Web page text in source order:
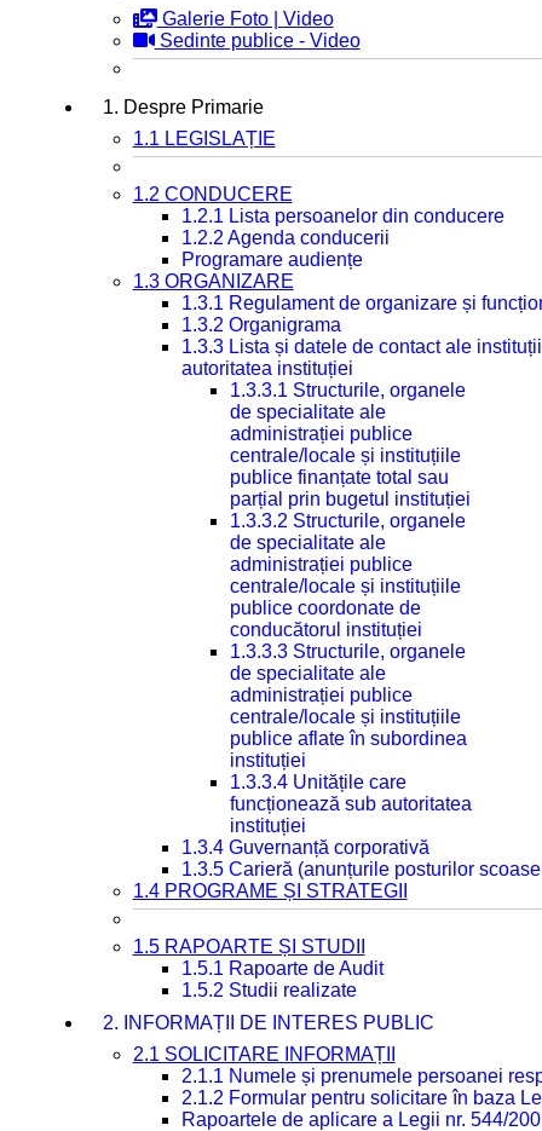
Galerie Foto | Video
Sedinte publice - Video
1. Despre Primarie
1.1 LEGISLAȚIE
1.2 CONDUCERE
1.2.1 Lista persoanelor din conducere
1.2.2 Agenda conducerii
Programare audiențe
1.3 ORGANIZARE
1.3.1 Regulament de organizare și
1.3.2 Organigrama
1.3.3 Lista și datele de contact ale
autoritatea instituției
1.3.3.1 Structurile, organele
de specialitate ale
administrației publice
centrale/locale și instituțiile
publice finanțate total sau
parțial prin bugetul instituției
1.3.3.2 Structurile, organele
de specialitate ale
administrației publice
centrale/locale și instituțiile
publice coordonate de
conducătorul instituției
1.3.3.3 Structurile, organele
de specialitate ale
administrației publice
centrale/locale și instituțiile
publice aflate în subordinea
instituției
1.3.3.4 Unitățile care
funcționează sub autoritatea
instituției
1.3.4 Guvernanță corporativă
1.3.5 Carieră (anunțurile posturilor
1.4 PROGRAME ȘI STRATEGII
1.5 RAPOARTE ȘI STUDII
1.5.1 Rapoarte de Audit
1.5.2 Studii realizate
2. INFORMAȚII DE INTERES PUBLIC
2.1 SOLICITARE INFORMAȚII
2.1.1 Numele și prenumele persoanei
2.1.2 Formular pentru solicitare în baza
Rapoartele de aplicare a Legii nr. 544/